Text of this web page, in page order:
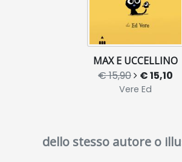
MAX E UCCELLINO
€ 15,90 € 15,10
Vere Ed
dello stesso autore o